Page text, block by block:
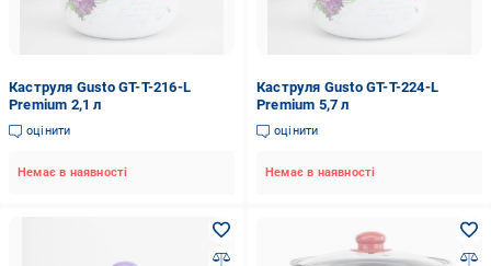
Каструля Gusto GT-T-216-L
Premium 2,1 л
оцінити
Немає в наявності
Каструля Gusto GT-T-224-L
Premium 5,7 л
оцінити
Немає в наявності